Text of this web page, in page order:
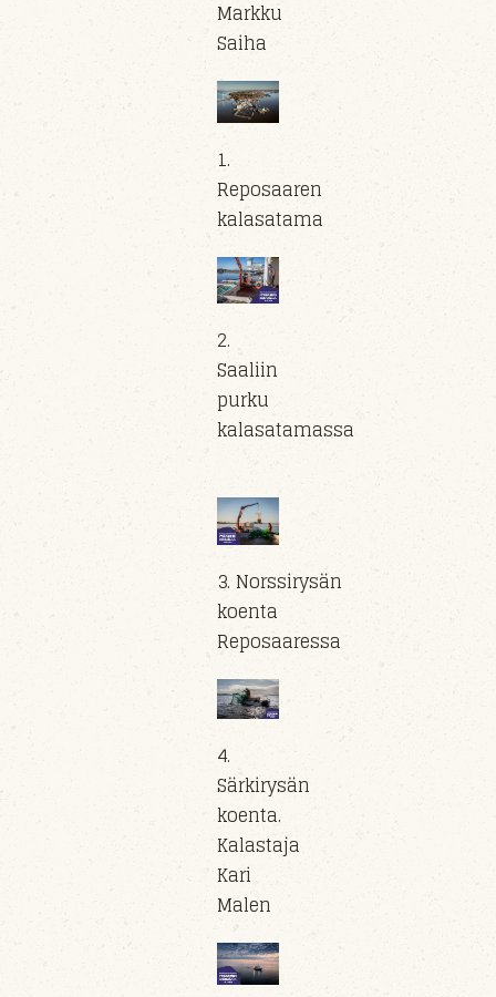
Markku
Saiha
1.
Reposaaren
kalasatama
2.
Saaliin
purku
kalasatamassa
3. Norssirysän
koenta
Reposaaressa
4.
Särkirysän
koenta.
Kalastaja
Kari
Malen